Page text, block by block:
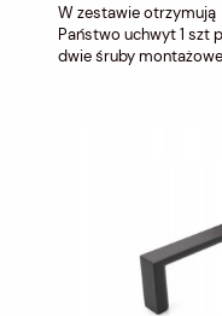
W zestawie otrzymują
Państwo uchwyt 1 szt
dwie śruby